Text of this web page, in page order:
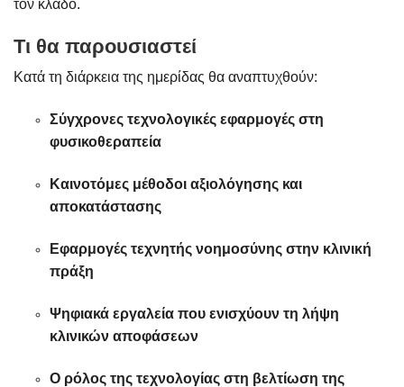
τον κλάδο.
Τι θα παρουσιαστεί
Κατά τη διάρκεια της ημερίδας θα αναπτυχθούν:
Σύγχρονες τεχνολογικές εφαρμογές στη
φυσικοθεραπεία
Καινοτόμες μέθοδοι αξιολόγησης και
αποκατάστασης
Εφαρμογές τεχνητής νοημοσύνης στην κλινική
πράξη
Ψηφιακά εργαλεία που ενισχύουν τη λήψη
κλινικών αποφάσεων
Ο ρόλος της τεχνολογίας στη βελτίωση της